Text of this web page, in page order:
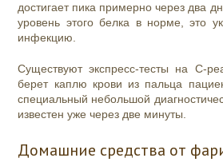
достигает пика примерно через два
уровень этого белка в норме, это
инфекцию.
Существуют экспресс-тесты на С-
берет каплю крови из пальца
специальный небольшой
известен уже через две минуты.
Домашние средства от